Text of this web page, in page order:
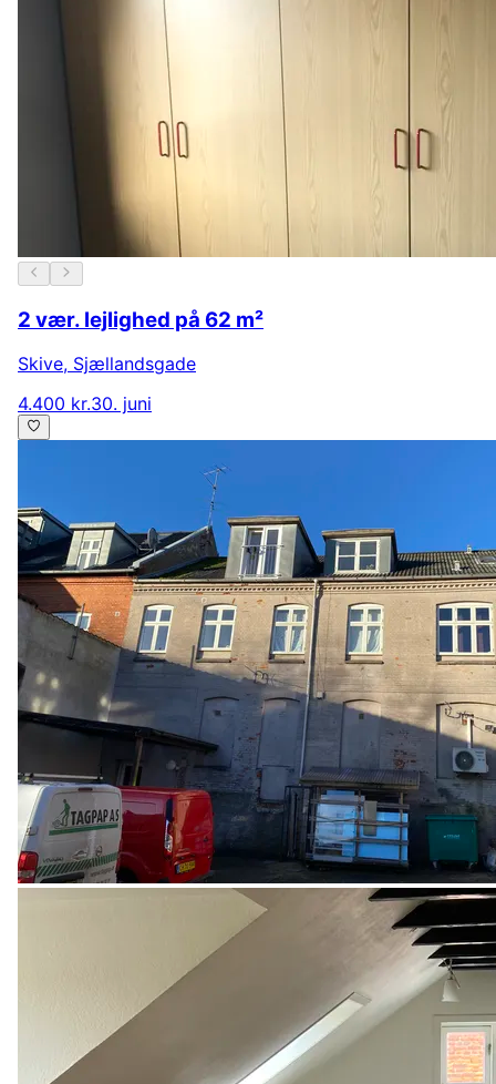
2 vær. lejlighed på 62 m²
Skive, Sjællandsgade
4.400 kr.30. juni